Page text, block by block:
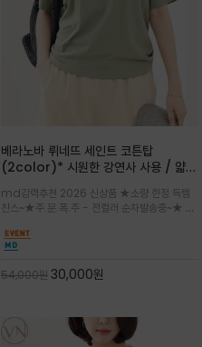
베라노바 뤼네뜨 세인트 코튼탑
(2color)* 시원한 강연사 사용 / 얇고
피부에 잘 달라붙지 않아 통기성이 탁월
md강력추천 2026 신상품 ★소량 한정 득템
찬스~★주.문.폭.주 - 전컬러 순차발송중~★ 감
라인과 여유 있는 스탠다드 핏으로 부담 없이 착
용/과하지 않은 프린트 디테일이 룩에 세련된 위
트를 더해 데일리 룩에 포인트
54,000원30,000원